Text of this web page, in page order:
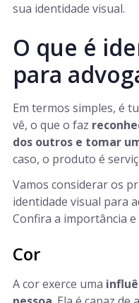
sua identidade visual.
O que é
para
Em termos simples, é
vê, o que o faz
dos outros e tomar
caso, o produto é
Vamos considerar os
identidade visual para
Confira a importância e
Cor
A cor exerce uma